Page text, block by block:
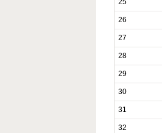
25
26
27
28
29
30
31
32